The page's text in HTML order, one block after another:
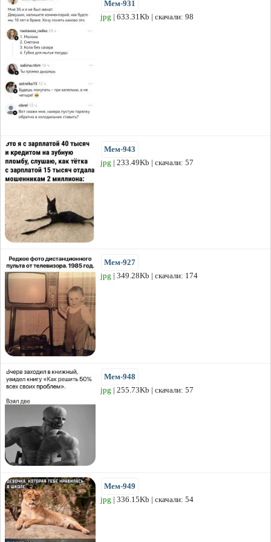
Мем-931
jpg | 633.31Kb | скачали: 98
Мем-943
jpg | 233.49Kb | скачали: 57
Мем-927
jpg | 349.28Kb | скачали: 174
Мем-948
jpg | 255.73Kb | скачали: 57
Мем-949
jpg | 336.15Kb | скачали: 54